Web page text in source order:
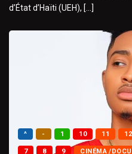
d’État d’Haïti (UEH), […]
^ - 1 10 11 12
7 8 9 CINÉMA /